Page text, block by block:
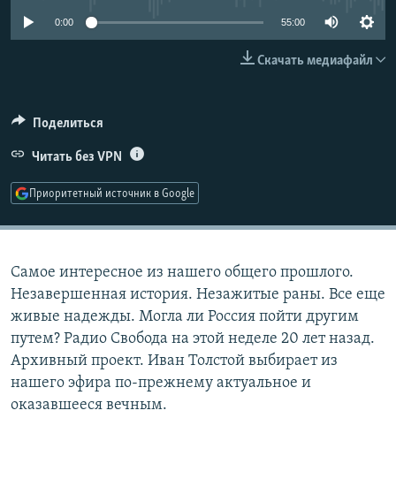
0:00 55:00
Скачать медиафайл
Поделиться
Читать без VPN
Приоритетный источник в Google
Самое интересное из нашего общего прошлого.
Незавершенная история. Незажитые раны. Все еще
живые надежды. Могла ли Россия пойти другим
путем? Радио Свобода на этой неделе 20 лет назад.
Архивный проект. Иван Толстой выбирает из
нашего эфира по-прежнему актуальное и
оказавшееся вечным.